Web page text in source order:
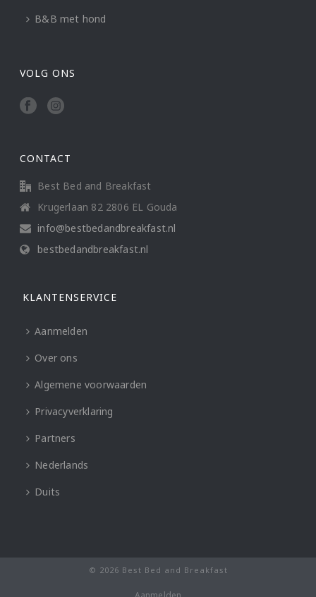
B&B met hond
VOLG ONS
CONTACT
Best Bed and Breakfast
Krugerlaan 82 2806 EL Gouda
info@bestbedandbreakfast.nl
bestbedandbreakfast.nl
KLANTENSERVICE
Aanmelden
Over ons
Algemene voorwaarden
Privacyverklaring
Partners
Nederlands
Duits
© 2026 Best Bed and Breakfast